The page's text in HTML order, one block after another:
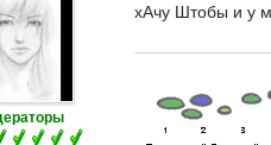
хАчу Штобы и у